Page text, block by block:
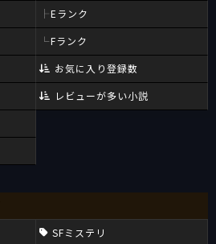
Eランク
Fランク
お気に入り登録数
レビューが多い小説
SFミステリ